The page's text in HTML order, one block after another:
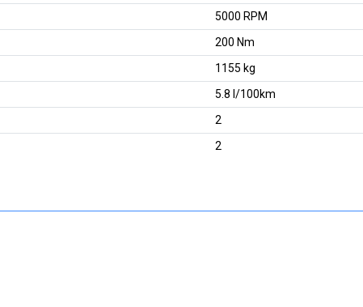
5000 RPM
200 Nm
1155 kg
5.8 l/100km
2
2